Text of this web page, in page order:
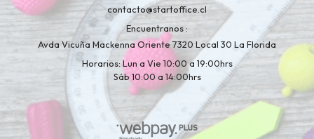
contacto@startoffice.cl
Encuentranos
Avda Vicuña Mackenna Oriente 7320 Local 30 La Florida
Horarios: Lun a Vie 10:00 a 19:00hrs
Sáb 10:00 a 14:00hrs